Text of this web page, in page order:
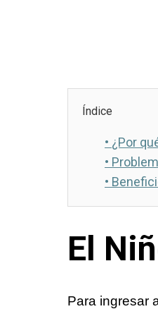
Índice
• ¿Por
•
•
El
Para ingresar